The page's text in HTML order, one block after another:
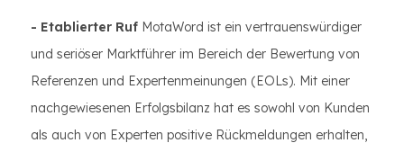
- Etablierter Ruf MotaWord ist ein vertrauenswürdiger
und seriöser Marktführer im Bereich der Bewertung von
Referenzen und Expertenmeinungen (EOLs). Mit einer
nachgewiesenen Erfolgsbilanz hat es sowohl von Kunden
als auch von Experten positive Rückmeldungen erhalten,